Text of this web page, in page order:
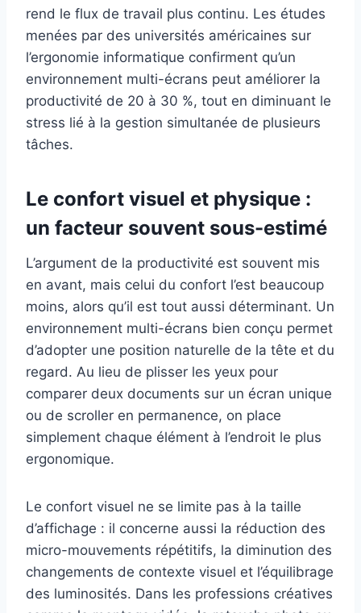
rend le flux de travail plus continu. Les études
menées par des universités américaines sur
l’ergonomie informatique confirment qu’un
environnement multi-écrans peut améliorer la
productivité de 20 à 30 %, tout en diminuant le
stress lié à la gestion simultanée de plusieurs
tâches.
Le confort visuel et physique :
un facteur souvent sous-estimé
L’argument de la productivité est souvent mis
en avant, mais celui du confort l’est beaucoup
moins, alors qu’il est tout aussi déterminant. Un
environnement multi-écrans bien conçu permet
d’adopter une position naturelle de la tête et du
regard. Au lieu de plisser les yeux pour
comparer deux documents sur un écran unique
ou de scroller en permanence, on place
simplement chaque élément à l’endroit le plus
ergonomique.
Le confort visuel ne se limite pas à la taille
d’affichage : il concerne aussi la réduction des
micro-mouvements répétitifs, la diminution des
changements de contexte visuel et l’équilibrage
des luminosités. Dans les professions créatives